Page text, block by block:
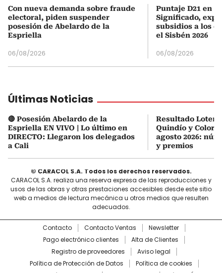
Con nueva demanda sobre fraude
electoral, piden suspender
posesión de Abelardo de la
Espriella
06/08/2026
Puntaje D21 en
Significado,
subsidios a los
el Sisbén 2026
06/08/2026
Últimas Noticias
🔴 Posesión Abelardo de la
Espriella EN VIVO | Lo último en
DIRECTO: Llegaron los delegados
a Cali
Resultado
Quindío y
agosto 2026:
y premios
© CARACOL S.A. Todos los derechos reservados.
CARACOL S.A. realiza una reserva expresa de las reproducciones y
usos de las obras y otras prestaciones accesibles desde este sitio
web a medios de lectura mecánica u otros medios que resulten
adecuados.
Contacto Contacto Ventas
Newsletter
Pago electrónico clientes
Alta de Clientes
Registro de proveedores
Aviso legal
Política de Protección de Datos
Política de cookies